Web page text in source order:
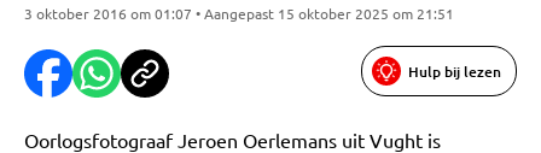
3 oktober 2016 om 01:07 • Aangepast 15 oktober 2025 om 21:51
Hulp bij lezen
Oorlogsfotograaf Jeroen Oerlemans uit Vught is